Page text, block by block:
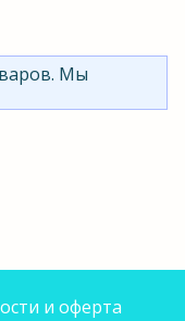
Мы
и оферта